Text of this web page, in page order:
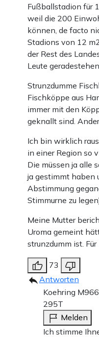
Fußballstadion für
weil die 200
können, de facto
Stadions von 12
der Rest des
Leute geradestehen.
Strunzdumme
Fischköppe aus
immer mit den
geknallt sind.
Ich bin wirklich
in einer Region so
Die müssen ja alle
ja gestimmt haben
Abstimmung
Stimmurne zu
Meine Mutter
Uroma gemeint
strunzdumm ist.
73
Antworten
Koehring M966
295T
Melden
Ich stimme